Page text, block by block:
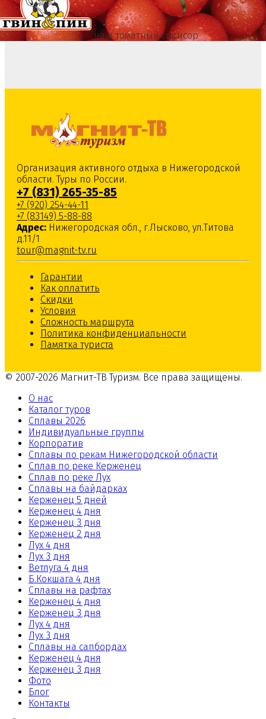
наш томатный спонсор
Организация активного отдыха в Нижегородской
области. Туры по России.
+7 (831) 265-35-85
+7 (920) 254-44-11
+7 (83149) 5-88-88
Адрес: Нижегородская обл., г.Лысково, ул.Титова
д.11/1
tour@magnit-tv.ru
Гарантии
Как оплатить
Скидки
Условия
Сложность маршрута
Политика конфиденциальности
Памятка туриста
© 2007-2026 Магнит-ТВ Туризм. Все права защищены.
О нас
Каталог туров
Сплавы 2026
Индивидуальные группы
Корпоратив
Сплавы по рекам Нижегородской области
Сплав по реке Керженец
Сплав по реке Лух
Сплавы на байдарках
Керженец 5 дней
Керженец 4 дня
Керженец 3 дня
Керженец 2 дня
Лух 4 дня
Лух 3 дня
Ветлуга 4 дня
Б.Кокшага 4 дня
Сплавы на рафтах
Керженец 4 дня
Керженец 3 дня
Лух 4 дня
Лух 3 дня
Сплавы на сапбордах
Керженец 4 дня
Керженец 3 дня
Фото
Блог
Контакты